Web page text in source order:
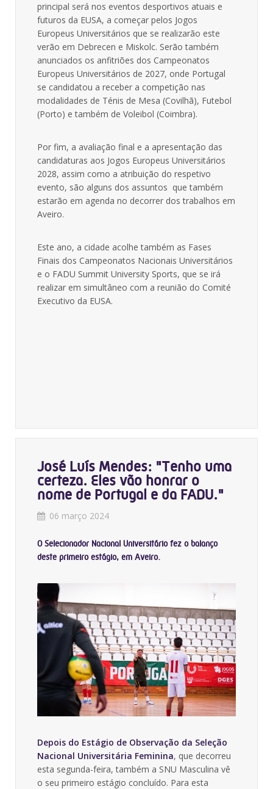
principal será nos eventos desportivos atuais e
futuros da EUSA, a começar pelos Jogos
Europeus Universitários que se realizarão este
verão em Debrecen e Miskolc. Serão também
anunciados os anfitriões dos Campeonatos
Europeus Universitários de 2027, onde Portugal
se candidatou a receber a competição nas
modalidades de Ténis de Mesa (Covilhã), Futebol
(Porto) e também de Voleibol (Coimbra).
Por fim, a avaliação final e a apresentação das
candidaturas aos Jogos Europeus Universitários
2028, assim como a atribuição do respetivo
evento, são alguns dos assuntos que também
estarão em agenda no decorrer dos trabalhos em
Aveiro.
Este ano, a cidade acolhe também as Fases
Finais dos Campeonatos Nacionais Universitários
e o FADU Summit University Sports, que se irá
realizar em simultâneo com a reunião do Comité
Executivo da EUSA.
José Luís Mendes: "Tenho uma
certeza. Eles vão honrar o
nome de Portugal e da FADU."
06 março 2024
O Selecionador Nacional Universitário fez o balanço
deste primeiro estágio, em Aveiro.
Depois do Estágio de Observação da Seleção
Nacional Universitária Feminina, que decorreu
esta segunda-feira, também a SNU Masculina vê
o seu primeiro estágio concluído. Para esta